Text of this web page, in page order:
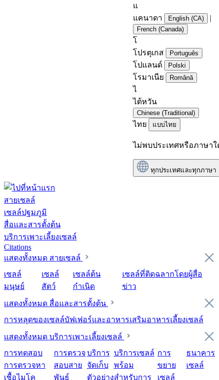
แ
แคนาดา
English (CA) |
French (Canada)
โ
โปรตุเกส
Português
โปแลนด์ Polski
โรมาเนีย Română
ไ
ไต้หวัน
Chinese (Traditional)
ไทย แบบไทย
ไม่พบประเทศหรือภาษาใ
ทุกประเทศและทุกภาษา
สายเซลล์
เซลล์ปฐมภูมิ
สื่อและสารตั้งต้น
บริการเพาะเลี้ยงเซลล์
Citations
แสดงทั้งหมด สายเซลล์
เซลล์
มนุษย์
เซลล์
สัตว์
เซลล์ต้น
กำเนิด
เซลล์ที่ติดฉลากโดยผู้สื่อ
ข่าว
แสดงทั้งหมด สื่อและสารตั้งต้น
การหลุดของเซลล์บัฟเฟอร์และอาหารเสริมอาหารเลี้ยงเซลล์
แสดงทั้งหมด บริการเพาะเลี้ยงเซลล์
การทดสอบ
การตรวจหา
เชื้อไมโค
การตรวจ
สอบสาย
พันธุ์
บริการ
จัดเก็บ
ตัวอย่าง
บริการเซลล์
พร้อม
สำหรับการ
การ
ขยาย
เซลล์
ธนาคาร
เซลล์